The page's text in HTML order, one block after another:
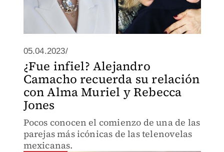
05.04.2023/
¿Fue infiel? Alejandro
Camacho recuerda su relación
con Alma Muriel y Rebecca
Jones
Pocos conocen el comienzo de una de las
parejas más icónicas de las telenovelas
mexicanas.